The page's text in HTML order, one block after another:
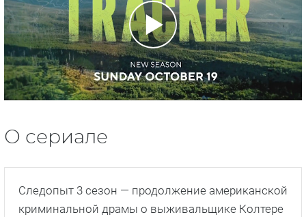
О сериале
Следопыт 3 сезон — продолжение американской
криминальной драмы о выживальщике Колтере